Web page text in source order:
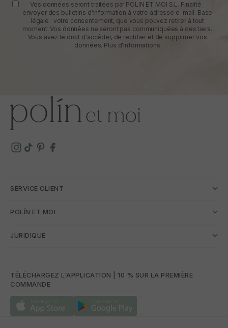
Vos données seront traitées par POLIN ET MOI S.L. Finalité :
envoyer des bulletins d'information à votre adresse e-mail. Base
légale : votre consentement, que vous pouvez retirer à tout
moment. Vos données ne seront pas communiquées à des tiers.
Vous avez le droit d'accéder, de rectifier et de supprimer vos
données. Plus d'informations
SERVICE CLIENT
POLÍN ET MOI
JURIDIQUE
TÉLÉCHARGEZ L'APPLICATION | 10 % SUR LA PREMIÈRE
COMMANDE